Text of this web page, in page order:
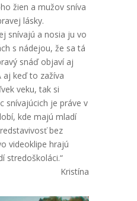
žien a mužov sníva
lásky.
snívajú a nosia ju vo
s nádejou, že sa tá
snáď objaví aj
aj keď to zažíva
veku, tak si
snívajúcich je práve v
kde majú mladí
bez
videoklipe hrajú
stredoškoláci.“
Kristína